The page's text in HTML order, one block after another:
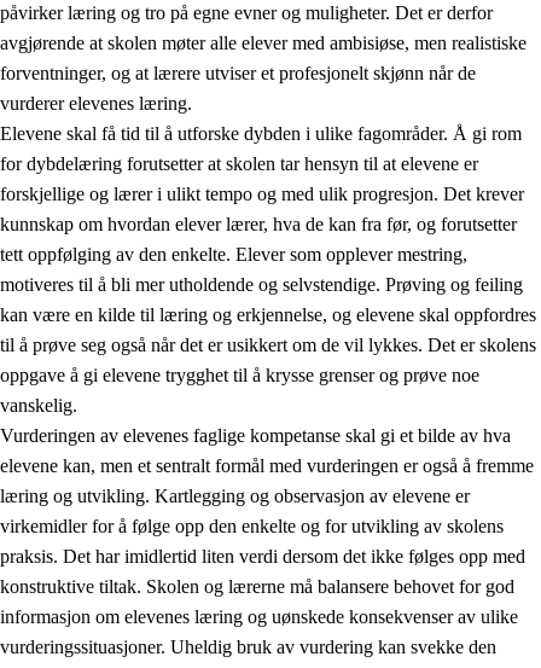
3.2 Undervisning og tilpasset opplæring
3.3 Samarbeid mellom hjem og skole
3.4 Opplæring i lærebedrift og arbeidsliv
3.5 Profesjonsfellesskap og skoleutvikling
påvirker læring og tro på egne evner og muligheter. Det er derfor
avgjørende at skolen møter alle elever med ambisiøse, men realistiske
forventninger, og at lærere utviser et profesjonelt skjønn når de
vurderer elevenes læring.
Elevene skal få tid til å utforske dybden i ulike fagområder. Å gi rom
for dybdelæring forutsetter at skolen tar hensyn til at elevene er
forskjellige og lærer i ulikt tempo og med ulik progresjon. Det krever
kunnskap om hvordan elever lærer, hva de kan fra før, og forutsetter
tett oppfølging av den enkelte. Elever som opplever mestring,
motiveres til å bli mer utholdende og selvstendige. Prøving og feiling
kan være en kilde til læring og erkjennelse, og elevene skal oppfordres
til å prøve seg også når det er usikkert om de vil lykkes. Det er skolens
oppgave å gi elevene trygghet til å krysse grenser og prøve noe
vanskelig.
Vurderingen av elevenes faglige kompetanse skal gi et bilde av hva
elevene kan, men et sentralt formål med vurderingen er også å fremme
læring og utvikling. Kartlegging og observasjon av elevene er
virkemidler for å følge opp den enkelte og for utvikling av skolens
praksis. Det har imidlertid liten verdi dersom det ikke følges opp med
konstruktive tiltak. Skolen og lærerne må balansere behovet for god
informasjon om elevenes læring og uønskede konsekvenser av ulike
vurderingssituasjoner. Uheldig bruk av vurdering kan svekke den